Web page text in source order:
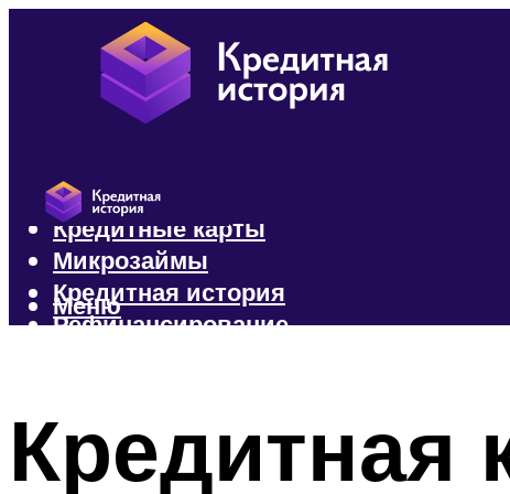
Кредиты
Кредитные карты
Микрозаймы
Кредитная история
Рефинансирование
Меню
Кредитная